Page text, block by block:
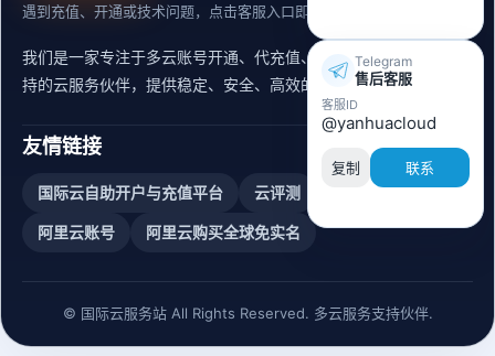
遇到充值、开通或技术问题，点击客服入口即可联系。
我们是一家专注于多云账号开通、代充值、迁移运维与内容同步支
持的云服务伙伴，提供稳定、安全、高效的出海服务支持。
友情链接
国际云自助开户与充值平台 云评测 阿里云账号购买
阿里云账号 阿里云购买全球免实名
© 国际云服务站 All Rights Reserved. 多云服务支持伙伴.
Telegram
售后客服
客服ID
@yanhuacloud
复制 联系